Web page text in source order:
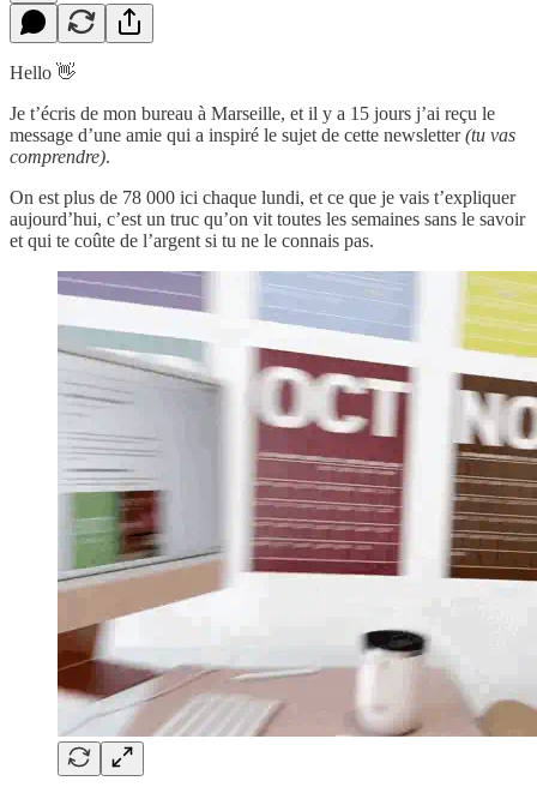
Hello 👋
Je t’écris de mon bureau à Marseille, et il y a 15 jours j’ai reçu le
message d’une amie qui a inspiré le sujet de cette newsletter(tu vas
comprendre).
On est plus de 78 000 ici chaque lundi, et ce que je vais t’expliquer
aujourd’hui, c’est un truc qu’on vit toutes les semaines sans le savoir
et qui te coûte de l’argent si tu ne le connais pas.